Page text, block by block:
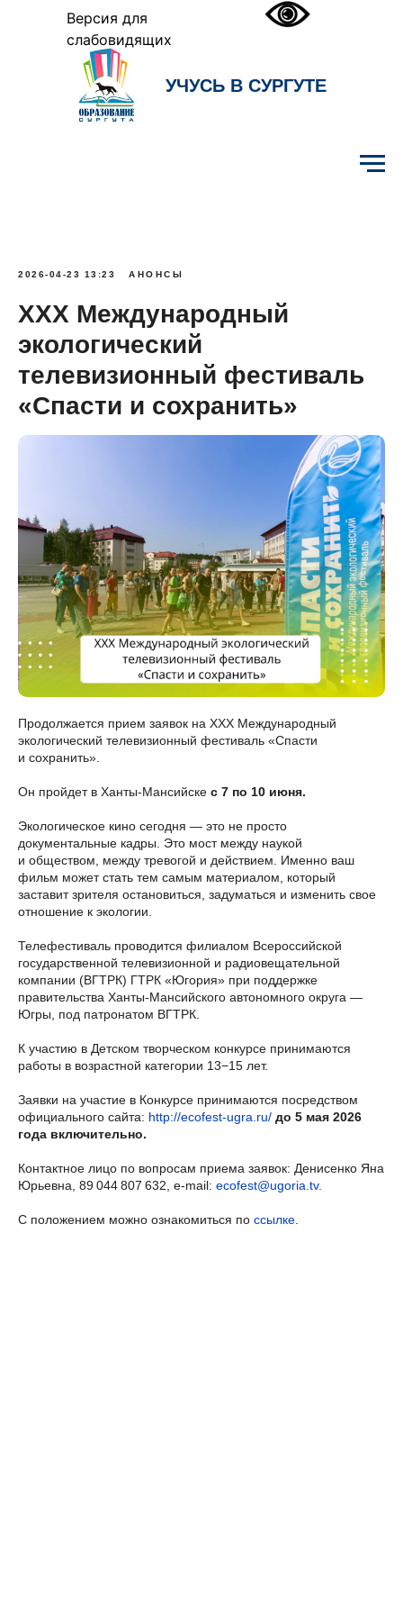
Версия для
слабовидящих
УЧУСЬ В СУРГУТЕ
2026-04-23 13:23 АНОНСЫ
XXX Международный
экологический
телевизионный фестиваль
«Спасти и сохранить»
Продолжается прием заявок на XXX Международный
экологический телевизионный фестиваль «Спасти
и сохранить».
Он пройдет в Ханты-Мансийске с 7 по 10 июня.
Экологическое кино сегодня — это не просто
документальные кадры. Это мост между наукой
и обществом, между тревогой и действием. Именно ваш
фильм может стать тем самым материалом, который
заставит зрителя остановиться, задуматься и изменить свое
отношение к экологии.
Телефестиваль проводится филиалом Всероссийской
государственной телевизионной и радиовещательной
компании (ВГТРК) ГТРК «Югория» при поддержке
правительства Ханты-Мансийского автономного округа —
Югры, под патронатом ВГТРК.
К участию в Детском творческом конкурсе принимаются
работы в возрастной категории 13−15 лет.
Заявки на участие в Конкурсе принимаются посредством
официального сайта: http://ecofest-ugra.ru/ до 5 мая 2026
года включительно.
Контактное лицо по вопросам приема заявок: Денисенко Яна
Юрьевна, 89 044 807 632, e-mail: ecofest@ugoria.tv.
С положением можно ознакомиться по ссылке.